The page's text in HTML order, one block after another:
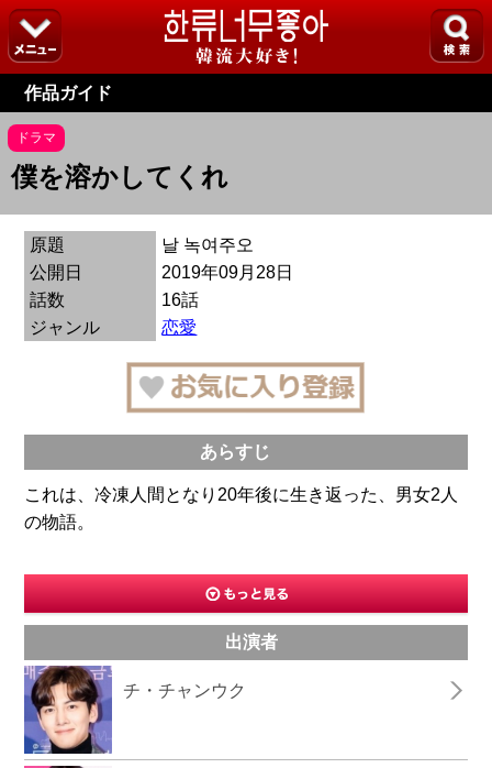
作品ガイド
ドラマ
僕を溶かしてくれ
原題
날 녹여주오
公開日
2019年09月28日
話数
16話
ジャンル
恋愛
あらすじ
これは、冷凍人間となり20年後に生き返った、男女2人
の物語。
出演者
チ・チャンウク